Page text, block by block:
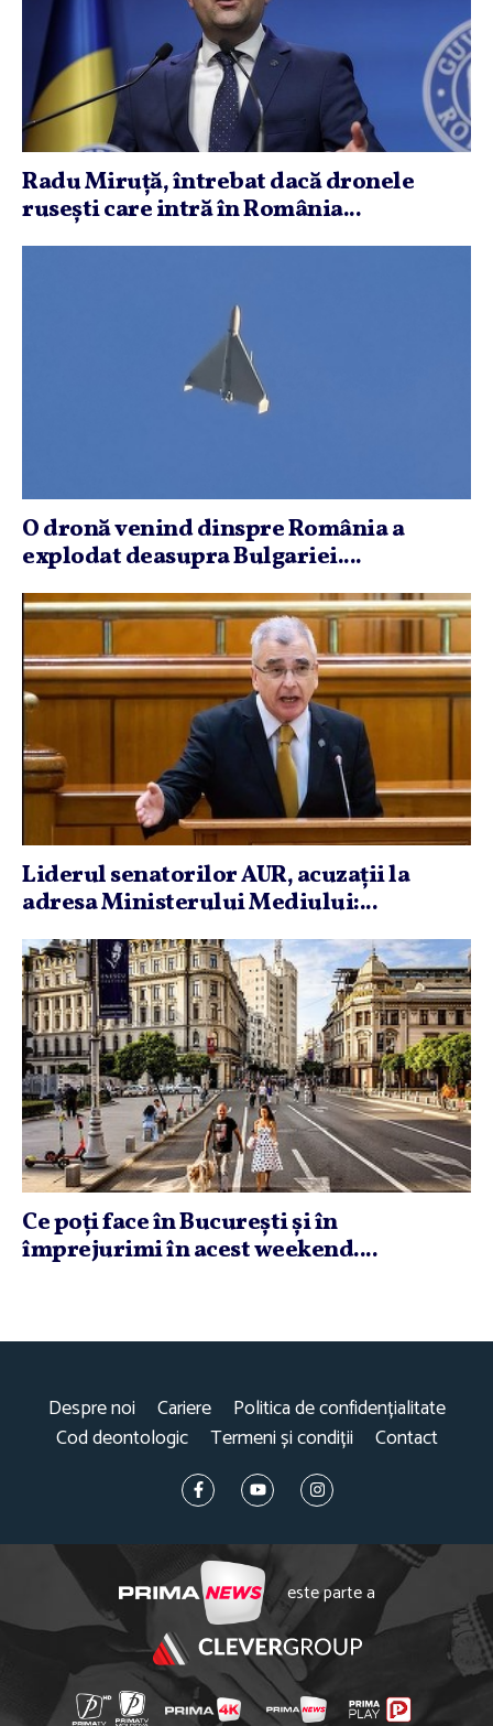
Radu Miruţă, întrebat dacă dronele
ruseşti care intră în România...
O dronă venind dinspre România a
explodat deasupra Bulgariei....
Liderul senatorilor AUR, acuzaţii la
adresa Ministerului Mediului:...
Ce poţi face în Bucureşti şi în
împrejurimi în acest weekend....
Despre noi Cariere
Politica de confidențialitate
Cod deontologic
Termeni și condiții Contact
este parte a